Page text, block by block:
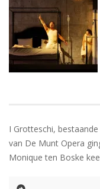
I Grotteschi,
van De Munt Opera
Monique ten Boske